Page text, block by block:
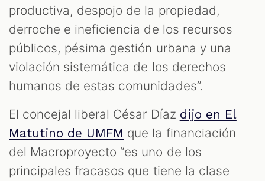
productiva, despojo de la propiedad,
derroche e ineficiencia de los recursos
públicos, pésima gestión urbana y una
violación sistemática de los derechos
humanos de estas comunidades”.
El concejal liberal César Díaz dijo en El
Matutino de UMFM que la financiación
del Macroproyecto “es uno de los
principales fracasos que tiene la clase